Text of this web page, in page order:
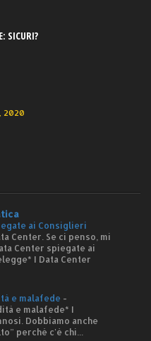
SICURI?
2020
ai Consiglieri
Center. Se ci penso, mi
Center spiegate ai
I Data Center
e malafede -
e malafede* I
Dobbiamo anche
perché c'è chi...